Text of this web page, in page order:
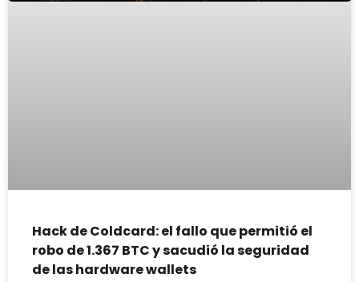
Hack de Coldcard: el fallo que permitió el
robo de 1.367 BTC y sacudió la seguridad
de las hardware wallets